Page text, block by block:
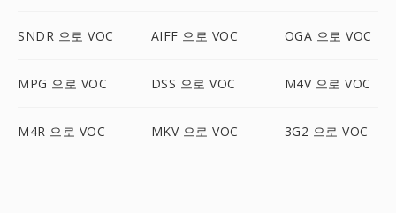
SNDR 으로 VOC AIFF 으로 VOC OGA 으로 VOC
MPG 으로 VOC DSS 으로 VOC M4V 으로 VOC
M4R 으로 VOC MKV 으로 VOC 3G2 으로 VOC